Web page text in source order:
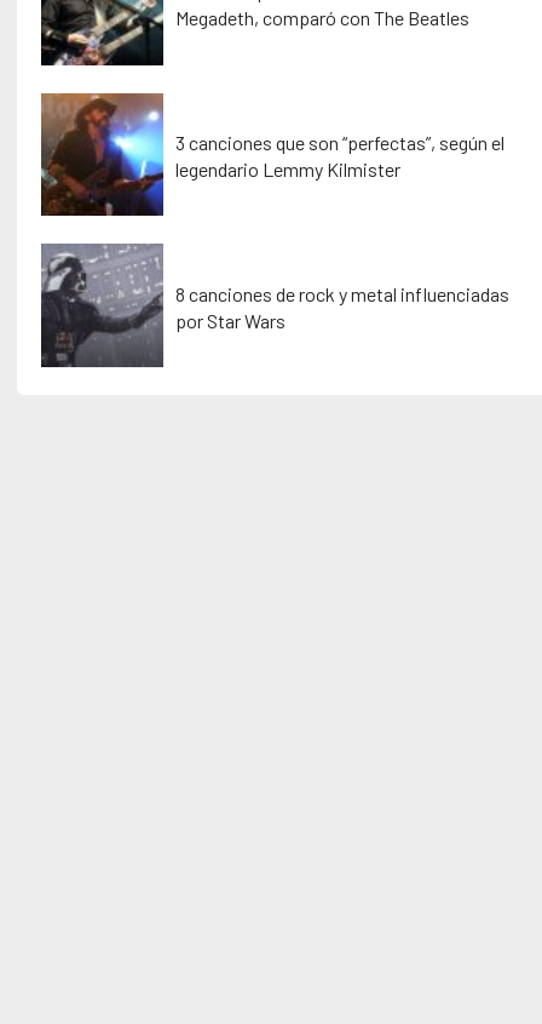
Megadeth, comparó con The Beatles
3 canciones que son “perfectas”, según el
legendario Lemmy Kilmister
8 canciones de rock y metal influenciadas
por Star Wars